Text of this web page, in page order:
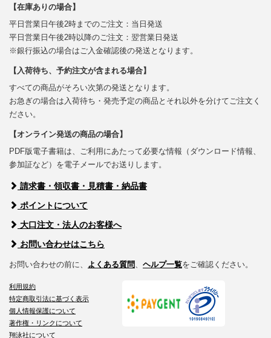
【在庫ありの場合】
平日営業日午後2時までのご注文：当日発送
平日営業日午後2時以降のご注文：翌営業日発送
※銀行振込の場合はご入金確認後の発送となります。
【入荷待ち、予約注文が含まれる場合】
すべての商品がそろい次第の発送となります。
お急ぎの場合は入荷待ち・発売予定の商品とそれ以外を分けてご注文く
ださい。
【オンライン発送の商品の場合】
PDF版電子書籍は、ご利用にあたって必要な情報（ダウンロード情報、
参加証など）を電子メールでお送りします。
請求書・領収書・見積書・納品書
ポイントについて
大口注文・法人のお客様へ
お問い合わせはこちら
お問い合わせの前に、 よくある質問、 ヘルプ一覧をご確認ください。
利用規約
特定商取引法に基づく表示
個人情報保護について
著作権・リンクについて
翔泳社について